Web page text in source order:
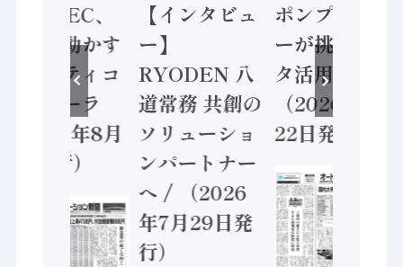
業 / IDEC、
安全に動かす
セーフティコ
ントローラ
（2026年8月
5日発行）
【インタビュ
ー】
RYODEN 八
道常務 共創の
ソリューショ
ンパートナー
へ / （2026
年7月29日発
行）
ポンプメーカ
ーが挑むデー
タ活用 など
（2026年7月
22日発行）